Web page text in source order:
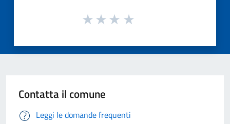
Contatta il comune
Leggi le domande frequenti